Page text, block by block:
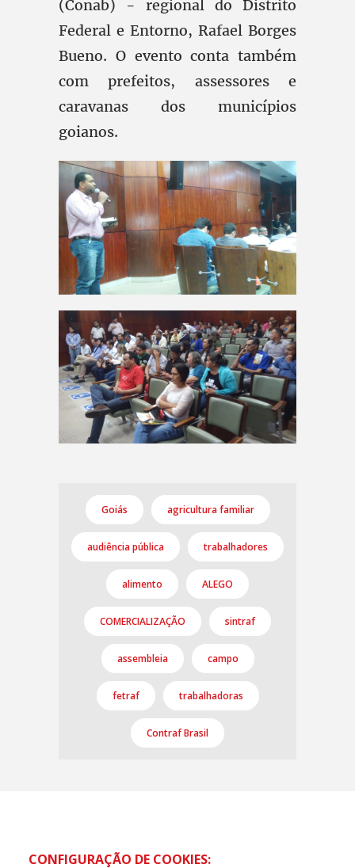
(Conab) - regional do Distrito
Federal e Entorno, Rafael Borges
Bueno. O evento conta também
com prefeitos, assessores e
caravanas dos municípios
goianos.
Goiás agricultura familiar
audiência pública trabalhadores
alimento ALEGO
COMERCIALIZAÇÃO sintraf
assembleia campo
fetraf trabalhadoras
Contraf Brasil
CONFIGURAÇÃO DE COOKIES: